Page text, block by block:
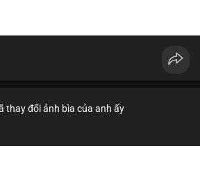
thay đổi ảnh bìa của anh ấy